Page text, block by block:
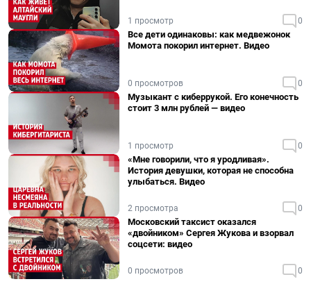
1 просмотр 0
Все дети одинаковы: как медвежонок
Момота покорил интернет. Видео
0 просмотров 0
Музыкант с киберрукой. Его конечность
стоит 3 млн рублей — видео
1 просмотр 0
«Мне говорили, что я уродливая».
История девушки, которая не способна
улыбаться. Видео
2 просмотра 0
Московский таксист оказался
«двойником» Сергея Жукова и взорвал
соцсети: видео
0 просмотров 0